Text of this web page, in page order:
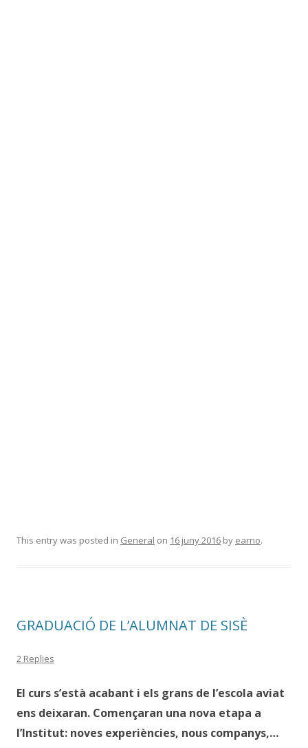
This entry was posted in General on 16 juny 2016 by earno.
GRADUACIÓ DE L’ALUMNAT DE SISÈ
2 Replies
El curs s’està acabant i els grans de l’escola aviat
ens deixaran. Començaran una nova etapa a
l’Institut: noves experiències, nous companys,…